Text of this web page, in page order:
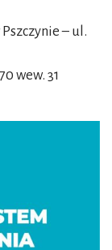
– ul.
wew. 31